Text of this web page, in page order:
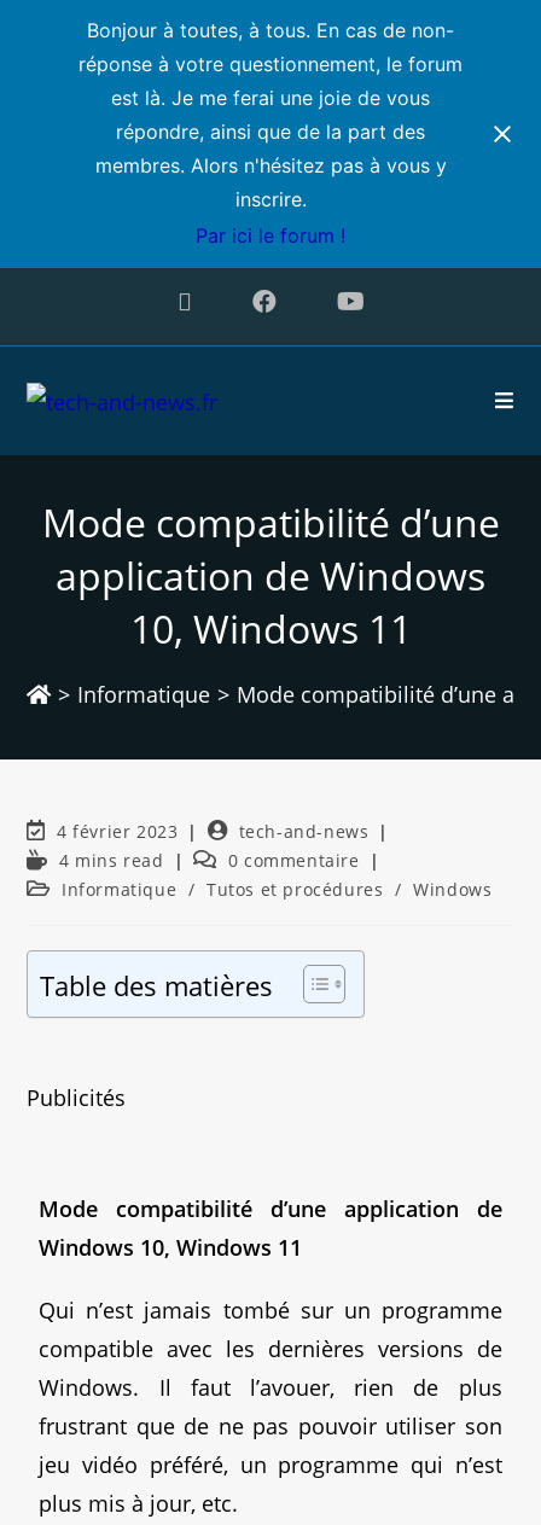
Bonjour à toutes, à tous. En cas de non-
réponse à votre questionnement, le forum
est là. Je me ferai une joie de vous
répondre, ainsi que de la part des
membres. Alors n'hésitez pas à vous y
inscrire.
Par ici le forum !
Mode compatibilité d’une
application de Windows
10, Windows 11
> Informatique > Mode compatibilité d’une
4 février 2023
tech-and-news
4 mins read
0 commentaire
Informatique / Tutos et procédures / Windows
Table des matières
Publicités
Mode compatibilité d’une application de
Windows 10, Windows 11
Qui n’est jamais tombé sur un programme
compatible avec les dernières versions de
Windows. Il faut l’avouer, rien de plus
frustrant que de ne pas pouvoir utiliser son
jeu vidéo préféré, un programme qui n’est
plus mis à jour, etc.